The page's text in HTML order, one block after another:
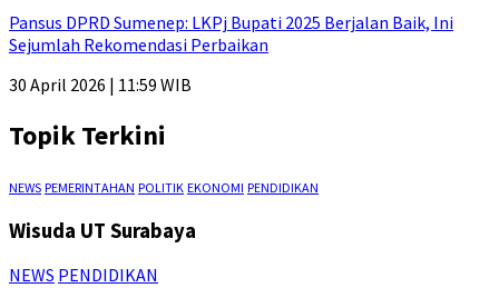
Pansus DPRD Sumenep: LKPj Bupati 2025 Berjalan Baik, Ini
Sejumlah Rekomendasi Perbaikan
30 April 2026 | 11:59 WIB
Topik Terkini
NEWS PEMERINTAHAN POLITIK EKONOMI PENDIDIKAN
Wisuda UT Surabaya
NEWS PENDIDIKAN